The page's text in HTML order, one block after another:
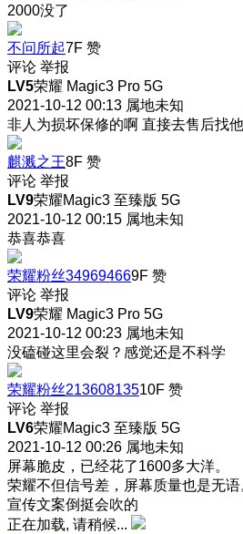
2000没了
不问所起7F 赞
评论 举报
LV5荣耀 Magic3 Pro 5G
2021-10-12 00:13 属地未知
非人为损坏保修的啊 直接去售后找
麒溅之王8F 赞
评论 举报
LV9荣耀Magic3 至臻版 5G
2021-10-12 00:15 属地未知
恭喜恭喜
荣耀粉丝349694669F 赞
评论 举报
LV9荣耀 Magic3 Pro 5G
2021-10-12 00:23 属地未知
没磕碰这里会裂？感觉还是不科学
荣耀粉丝21360813510F 赞
评论 举报
LV6荣耀Magic3 至臻版 5G
2021-10-12 00:26 属地未知
屏幕脆皮，已经花了1600多大洋。
荣耀不但信号差，屏幕质量也是无语
宣传文案倒挺会吹的
正在加载, 请稍候...